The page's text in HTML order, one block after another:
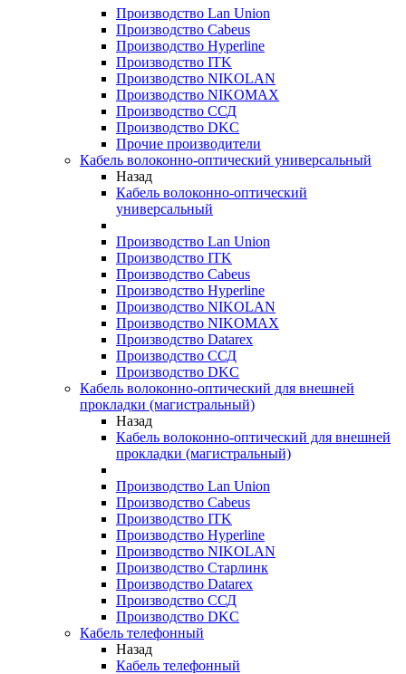
Производство Lan Union
Производство Cabeus
Производство Hyperline
Производство ITK
Производство NIKOLAN
Производство NIKOMAX
Производство ССД
Производство DKC
Прочие производители
Кабель волоконно-оптический универсальный
Назад
Кабель волоконно-оптический
универсальный
Производство Lan Union
Производство ITK
Производство Cabeus
Производство Hyperline
Производство NIKOLAN
Производство NIKOMAX
Производство Datarex
Производство ССД
Производство DKC
Кабель волоконно-оптический для внешней
прокладки (магистральный)
Назад
Кабель волоконно-оптический для внешней
прокладки (магистральный)
Производство Lan Union
Производство Cabeus
Производство ITK
Производство Hyperline
Производство NIKOLAN
Производство Старлинк
Производство Datarex
Производство ССД
Производство DKC
Кабель телефонный
Назад
Кабель телефонный